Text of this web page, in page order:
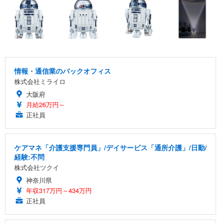
情報・通信業のバックオフィス
株式会社ミライロ
大阪府
月給26万円～
正社員
ケアマネ「介護支援専門員」/デイサービス「通所介護」/日勤/
経験:不問
株式会社ツクイ
神奈川県
年収317万円～434万円
正社員